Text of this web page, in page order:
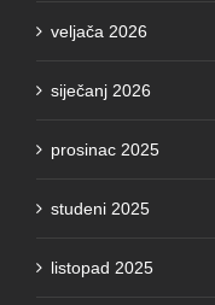
siječanj 2026
prosinac 2025
studeni 2025
rujan 2025